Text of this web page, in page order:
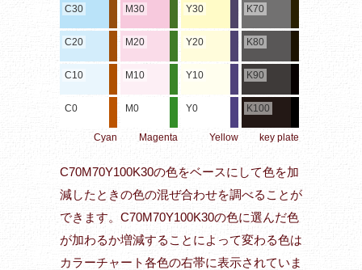
C30
C20
C10
C0
Cyan
M30
M20
M10
M0
Magenta
Y30
Y20
Y10
Y0
Yellow
K70
K80
K90
K100
key plate
C70M70Y100K30の色をベースにして色を加
減したときの色の混ぜ合わせを調べることが
できます。C70M70Y100K30の色に選んだ色
が加わるか増減することによって変わる色は
カラーチャート各色の右帯に表示されていま